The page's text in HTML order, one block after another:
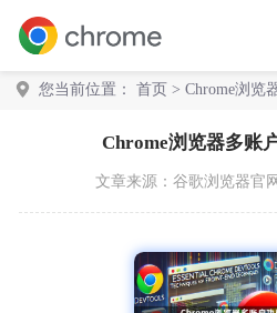
您当前位置： 首页 > Chrome浏览
Chrome浏览器多账
文章来源： 谷歌浏览器官网